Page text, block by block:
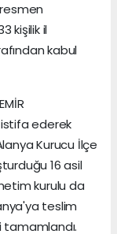
kişilik il
kabul
istifa ederek
Kurucu İlçe
16 asil
kurulu da
teslim